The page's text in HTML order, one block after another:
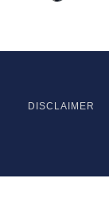
DISCLAIMER